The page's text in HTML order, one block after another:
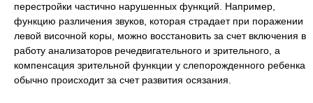
перестройки частично нарушенных функций. Например,
функцию различения звуков, которая страдает при поражении
левой височной коры, можно восстановить за счет включения в
работу анализаторов речедвигательного и зрительного, а
компенсация зрительной функции у слепорожденного ребенка
обычно происходит за счет развития осязания.